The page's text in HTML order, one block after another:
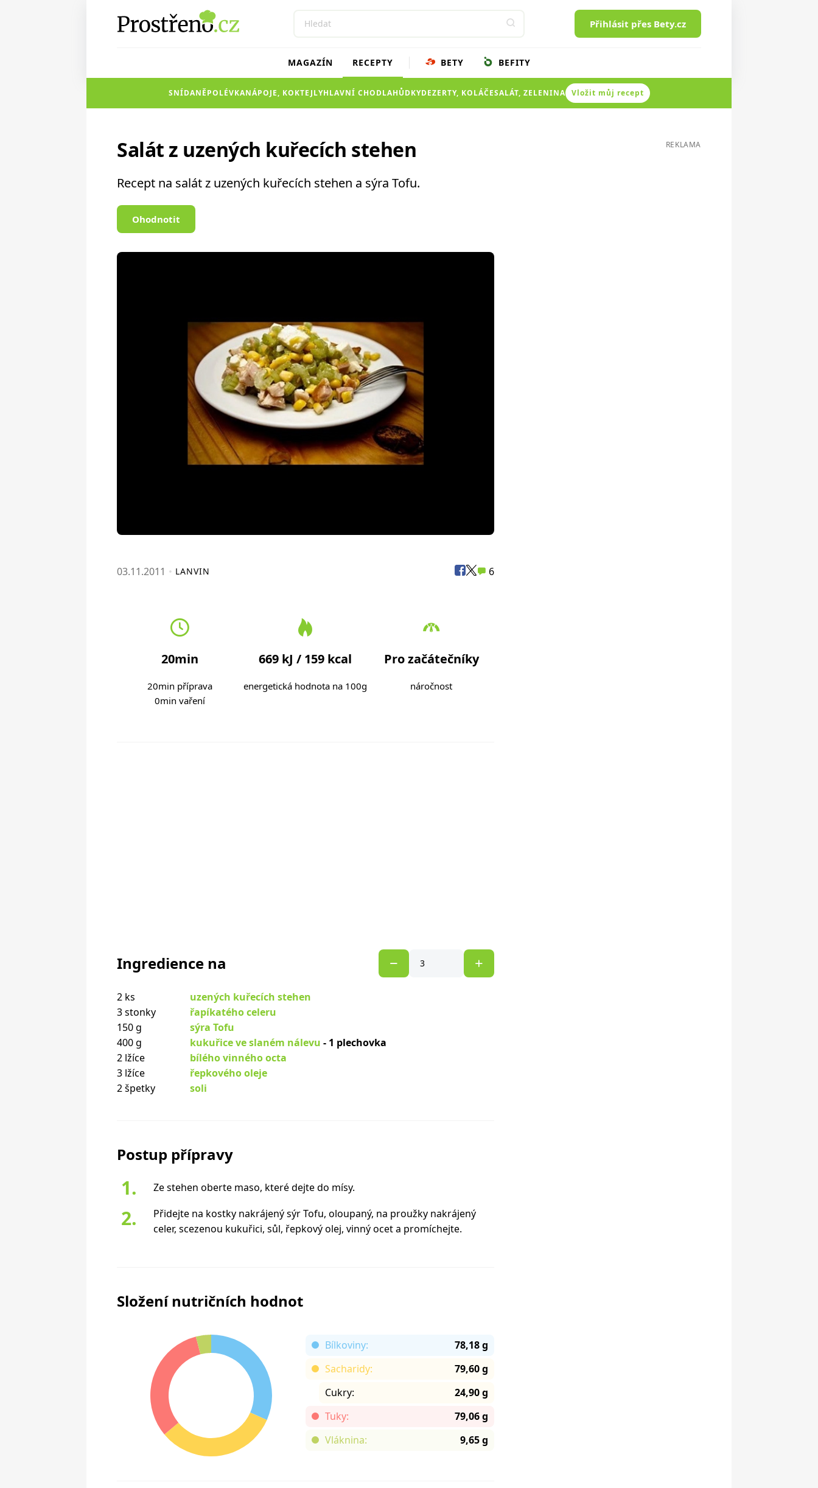
Přihlásit přes Bety.cz
MAGAZÍN RECEPTY BETY BEFITY
SNÍDANĚPOLÉVKANÁPOJE, KOKTEJLYHLAVNÍ CHODLAHŮDKYDEZERTY, KOLÁČESALÁT, ZELENINA Vložit můj recept
Salát z uzených kuřecích stehen
Recept na salát z uzených kuřecích stehen a sýra Tofu.
Ohodnotit
03.11.2011 LANVIN 6
20min
20min příprava
0min vaření
669 kJ / 159 kcal
energetická hodnota na 100g
Pro začátečníky
náročnost
Ingredience na
2 ks
uzených kuřecích stehen
3 stonky
řapíkatého celeru
150 g
sýra Tofu
400 g
kukuřice ve slaném nálevu - 1 plechovka
2 lžíce
bílého vinného octa
3 lžíce
řepkového oleje
2 špetky
soli
Postup přípravy
Ze stehen oberte maso, které dejte do mísy.
Přidejte na kostky nakrájený sýr Tofu, oloupaný, na proužky nakrájený
celer, scezenou kukuřici, sůl, řepkový olej, vinný ocet a promíchejte.
Složení nutričních hodnot
Bílkoviny:
78,18 g
Sacharidy:
79,60 g
Cukry:
24,90 g
Tuky:
79,06 g
Vláknina:
9,65 g
REKLAMA